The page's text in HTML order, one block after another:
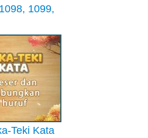
1099,
Teki Kata